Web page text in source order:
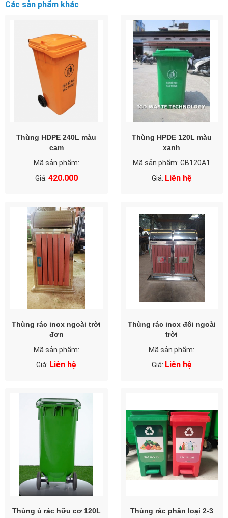
Các sản phẩm khác
Thùng HDPE 240L màu
cam
Mã sản phẩm:
Giá: 420.000
Thùng HPDE 120L màu
xanh
Mã sản phẩm: GB120A1
Giá: Liên hệ
Thùng rác inox ngoài trời
đơn
Mã sản phẩm:
Giá: Liên hệ
Thùng rác inox đôi ngoài
trời
Mã sản phẩm:
Giá: Liên hệ
Thùng ủ rác hữu cơ 120L
Thùng rác phân loại 2-3